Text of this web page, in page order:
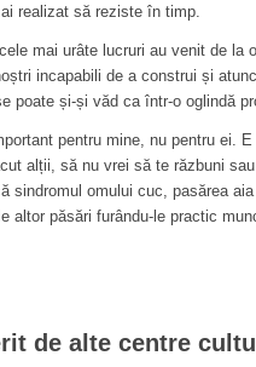
realizat să reziste în timp.
mai urâte lucruri au venit de la
incapabili de a construi și
poate și-și văd ca într-o oglindă
pentru mine, nu pentru ei.
alții, să nu vrei să te răzbuni
sindromul omului cuc, pasărea
altor păsări furându-le practic
de alte centre